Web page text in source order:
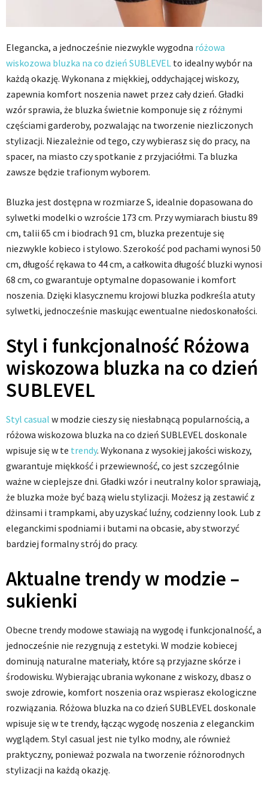
Elegancka, a jednocześnie niezwykle wygodna różowa
wiskozowa bluzka na co dzień SUBLEVEL to idealny wybór na
każdą okazję. Wykonana z miękkiej, oddychającej wiskozy,
zapewnia komfort noszenia nawet przez cały dzień. Gładki
wzór sprawia, że bluzka świetnie komponuje się z różnymi
częściami garderoby, pozwalając na tworzenie niezliczonych
stylizacji. Niezależnie od tego, czy wybierasz się do pracy, na
spacer, na miasto czy spotkanie z przyjaciółmi. Ta bluzka
zawsze będzie trafionym wyborem.
Bluzka jest dostępna w rozmiarze S, idealnie dopasowana do
sylwetki modelki o wzroście 173 cm. Przy wymiarach biustu 89
cm, talii 65 cm i biodrach 91 cm, bluzka prezentuje się
niezwykle kobieco i stylowo. Szerokość pod pachami wynosi 50
cm, długość rękawa to 44 cm, a całkowita długość bluzki wynosi
68 cm, co gwarantuje optymalne dopasowanie i komfort
noszenia. Dzięki klasycznemu krojowi bluzka podkreśla atuty
sylwetki, jednocześnie maskując ewentualne niedoskonałości.
Styl i funkcjonalność Różowa
wiskozowa bluzka na co dzień
SUBLEVEL
Styl casual w modzie cieszy się niesłabnącą popularnością, a
różowa wiskozowa bluzka na co dzień SUBLEVEL doskonale
wpisuje się w te trendy. Wykonana z wysokiej jakości wiskozy,
gwarantuje miękkość i przewiewność, co jest szczególnie
ważne w cieplejsze dni. Gładki wzór i neutralny kolor sprawiają,
że bluzka może być bazą wielu stylizacji. Możesz ją zestawić z
dżinsami i trampkami, aby uzyskać luźny, codzienny look. Lub z
eleganckimi spodniami i butami na obcasie, aby stworzyć
bardziej formalny strój do pracy.
Aktualne trendy w modzie –
sukienki
Obecne trendy modowe stawiają na wygodę i funkcjonalność, a
jednocześnie nie rezygnują z estetyki. W modzie kobiecej
dominują naturalne materiały, które są przyjazne skórze i
środowisku. Wybierając ubrania wykonane z wiskozy, dbasz o
swoje zdrowie, komfort noszenia oraz wspierasz ekologiczne
rozwiązania. Różowa bluzka na co dzień SUBLEVEL doskonale
wpisuje się w te trendy, łącząc wygodę noszenia z eleganckim
wyglądem. Styl casual jest nie tylko modny, ale również
praktyczny, ponieważ pozwala na tworzenie różnorodnych
stylizacji na każdą okazję.